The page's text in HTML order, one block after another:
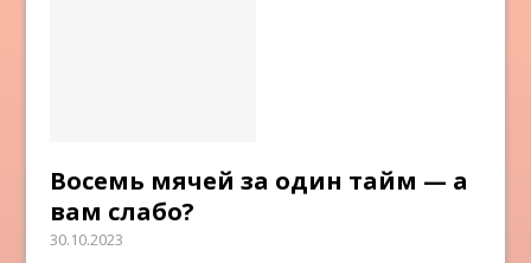
Восемь мячей за один тайм — а
вам слабо?
30.10.2023